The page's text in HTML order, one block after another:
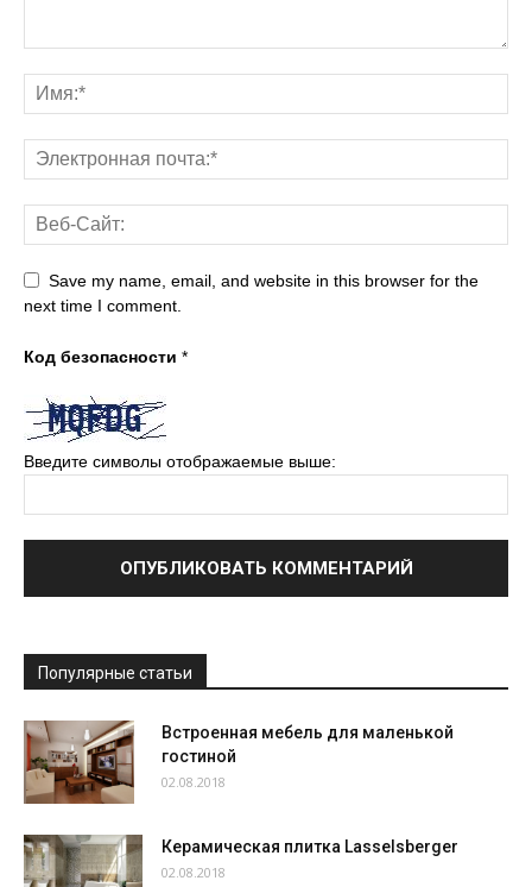
Save my name, email, and website in this browser for the
next time I comment.
Код безопасности *
Введите символы отображаемые выше:
Популярные статьи
Встроенная мебель для маленькой
гостиной
02.08.2018
Керамическая плитка Lasselsberger
02.08.2018